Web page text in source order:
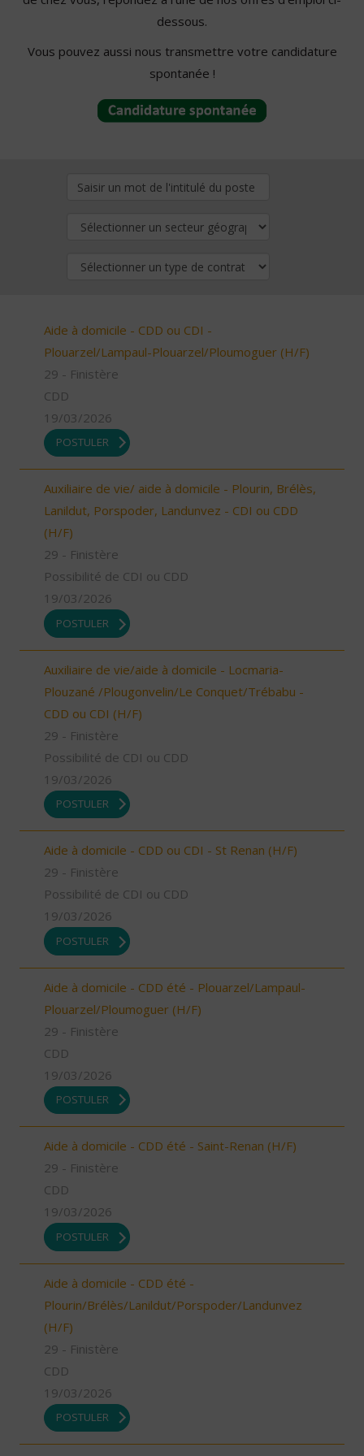
dessous.
Vous pouvez aussi nous transmettre votre candidature
spontanée !
Aide à domicile - CDD ou CDI -
Plouarzel/Lampaul-Plouarzel/Ploumoguer (H/F)
29 - Finistère
CDD
19/03/2026
POSTULER
Auxiliaire de vie/ aide à domicile - Plourin, Brélès,
Lanildut, Porspoder, Landunvez - CDI ou CDD
(H/F)
29 - Finistère
Possibilité de CDI ou CDD
19/03/2026
POSTULER
Auxiliaire de vie/aide à domicile - Locmaria-
Plouzané /Plougonvelin/Le Conquet/Trébabu -
CDD ou CDI (H/F)
29 - Finistère
Possibilité de CDI ou CDD
19/03/2026
POSTULER
Aide à domicile - CDD ou CDI - St Renan (H/F)
29 - Finistère
Possibilité de CDI ou CDD
19/03/2026
POSTULER
Aide à domicile - CDD été - Plouarzel/Lampaul-
Plouarzel/Ploumoguer (H/F)
29 - Finistère
CDD
19/03/2026
POSTULER
Aide à domicile - CDD été - Saint-Renan (H/F)
29 - Finistère
CDD
19/03/2026
POSTULER
Aide à domicile - CDD été -
Plourin/Brélès/Lanildut/Porspoder/Landunvez
(H/F)
29 - Finistère
CDD
19/03/2026
POSTULER